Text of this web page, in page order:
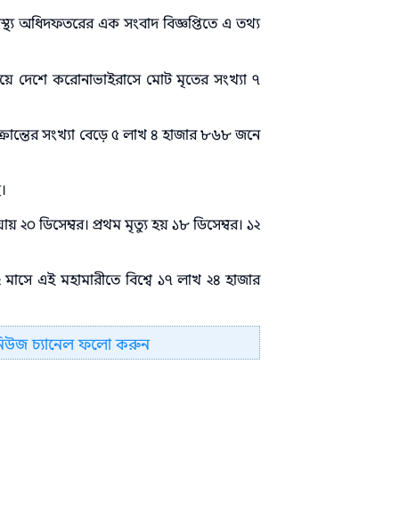
অধিদফতরের এক সংবাদ বিজ্ঞপ্তিতে এ তথ্য
দেশে করোনাভাইরাসে মোট মৃতের সংখ্যা ৭
সংখ্যা বেড়ে ৫ লাখ ৪ হাজার ৮৬৮ জনে
২০ ডিসেম্বর। প্রথম মৃত্যু হয় ১৮ ডিসেম্বর। ১২
এই মহামারীতে বিশ্বে ১৭ লাখ ২৪ হাজার
চ্যানেল ফলো করুন